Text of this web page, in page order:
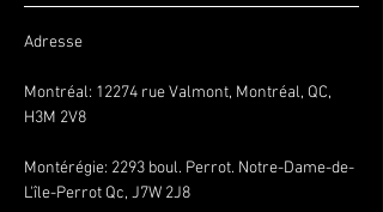
Adresse
Montréal: 12274 rue Valmont, Montréal, QC,
H3M 2V8
Montérégie: 2293 boul. Perrot. Notre-Dame-de-
L'île-Perrot Qc, J7W 2J8